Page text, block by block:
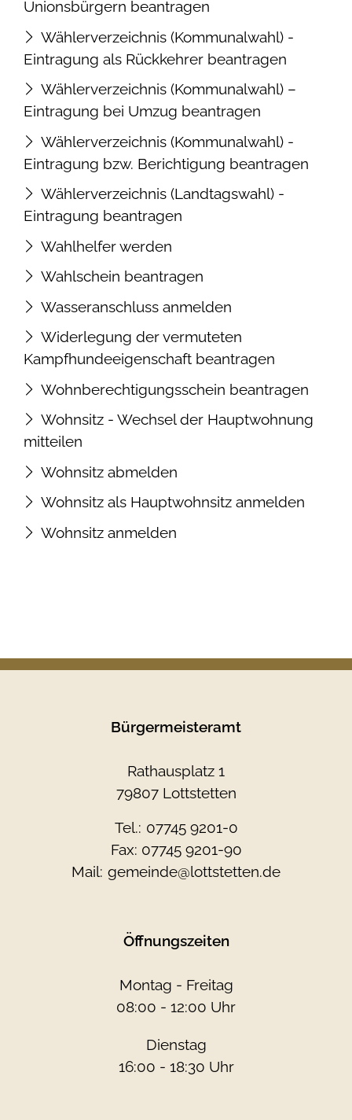
Unionsbürgern beantragen
Wählerverzeichnis (Kommunalwahl) -
Eintragung als Rückkehrer beantragen
Wählerverzeichnis (Kommunalwahl) –
Eintragung bei Umzug beantragen
Wählerverzeichnis (Kommunalwahl) -
Eintragung bzw. Berichtigung beantragen
Wählerverzeichnis (Landtagswahl) -
Eintragung beantragen
Wahlhelfer werden
Wahlschein beantragen
Wasseranschluss anmelden
Widerlegung der vermuteten
Kampfhundeeigenschaft beantragen
Wohnberechtigungsschein beantragen
Wohnsitz - Wechsel der Hauptwohnung
mitteilen
Wohnsitz abmelden
Wohnsitz als Hauptwohnsitz anmelden
Wohnsitz anmelden
Bürgermeisteramt
Rathausplatz 1
79807 Lottstetten
Tel.: 07745 9201-0
Fax: 07745 9201-90
Mail: gemeinde@lottstetten.de
Öffnungszeiten
Montag - Freitag
08:00 - 12:00 Uhr
Dienstag
16:00 - 18:30 Uhr